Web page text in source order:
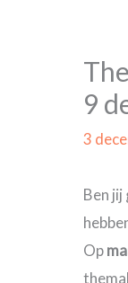
9
3
Ben jij
Op